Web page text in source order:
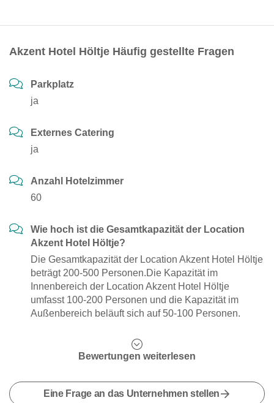
Akzent Hotel Höltje Häufig gestellte Fragen
Parkplatz
ja
Externes Catering
ja
Anzahl Hotelzimmer
60
Wie hoch ist die Gesamtkapazität der Location
Akzent Hotel Höltje?
Die Gesamtkapazität der Location Akzent Hotel Höltje
beträgt 200-500 Personen.Die Kapazität im
Innenbereich der Location Akzent Hotel Höltje
umfasst 100-200 Personen und die Kapazität im
Außenbereich beläuft sich auf 50-100 Personen.
Bewertungen weiterlesen
Eine Frage an das Unternehmen stellen